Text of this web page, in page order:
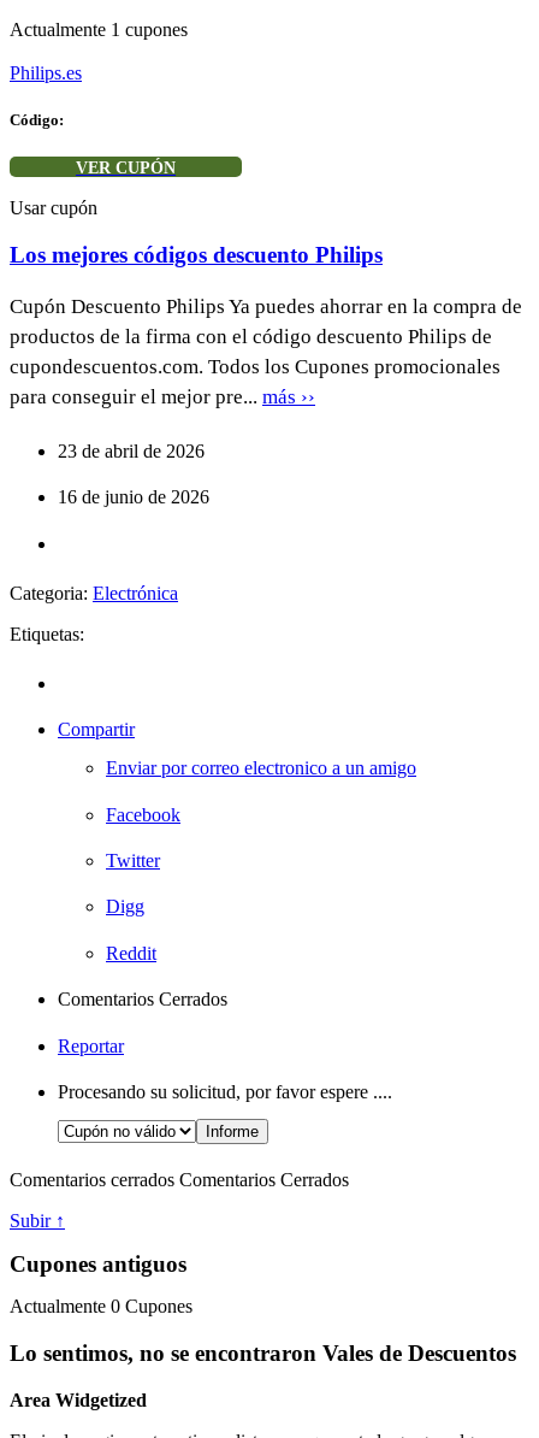
Actualmente 1 cupones
Philips.es
Código:
VER CUPÓN
Usar cupón
Los mejores códigos descuento Philips
Cupón Descuento Philips Ya puedes ahorrar en la compra de
productos de la firma con el código descuento Philips de
cupondescuentos.com. Todos los Cupones promocionales
para conseguir el mejor pre... más ››
23 de abril de 2026
16 de junio de 2026
Categoria: Electrónica
Etiquetas:
Compartir
Enviar por correo electronico a un amigo
Facebook
Twitter
Digg
Reddit
Comentarios Cerrados
Reportar
Procesando su solicitud, por favor espere ....
Comentarios cerrados Comentarios Cerrados
Subir ↑
Cupones antiguos
Actualmente 0 Cupones
Lo sentimos, no se encontraron Vales de Descuentos
Area Widgetized